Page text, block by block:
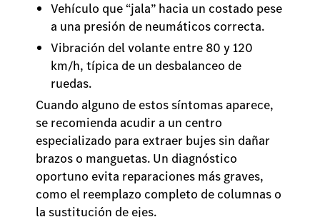
Vehículo que “jala” hacia un costado pese
a una presión de neumáticos correcta.
Vibración del volante entre 80 y 120
km/h, típica de un desbalanceo de
ruedas.
Cuando alguno de estos síntomas aparece,
se recomienda acudir a un centro
especializado para extraer bujes sin dañar
brazos o manguetas. Un diagnóstico
oportuno evita reparaciones más graves,
como el reemplazo completo de columnas o
la sustitución de ejes.